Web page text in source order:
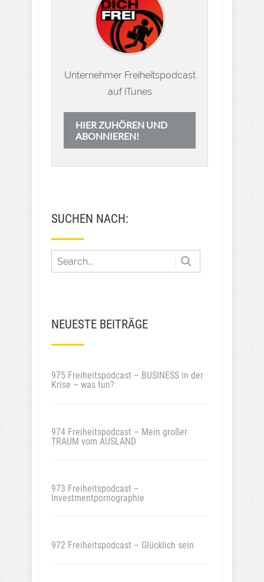
Unternehmer Freiheitspodcast
auf iTunes
HIER ZUHÖREN UND
ABONNIEREN!
SUCHEN NACH:
NEUESTE BEITRÄGE
975 Freiheitspodcast – BUSINESS in der
Krise – was tun?
974 Freiheitspodcast – Mein großer
TRAUM vom AUSLAND
973 Freiheitspodcast –
Investmentpornographie
972 Freiheitspodcast – Glücklich sein